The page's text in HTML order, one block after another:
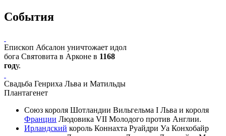
События
Епископ Абсалон уничтожает идол
бога Святовита в Арконе в 1168
году.
Свадьба Генриха Льва и Матильды
Плантагенет
Союз короля Шотландии Вильгельма I Льва и короля
Франции Людовика VII Молодого против Англии.
Ирландский король Коннахта Руайдри Уа Конхобайр